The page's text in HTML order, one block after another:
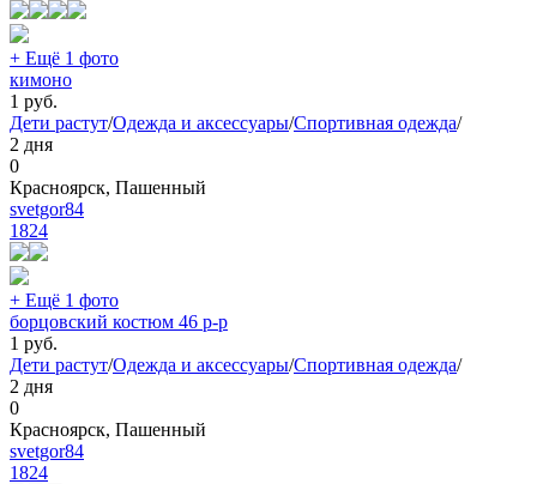
+ Ещё 1 фото
кимоно
1 руб.
Дети растут/Одежда и аксессуары/Спортивная одежда/
2 дня
0
Красноярск, Пашенный
svetgor84
1824
+ Ещё 1 фото
борцовский костюм 46 р-р
1 руб.
Дети растут/Одежда и аксессуары/Спортивная одежда/
2 дня
0
Красноярск, Пашенный
svetgor84
1824